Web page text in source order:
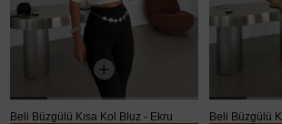
Beli Büzgülü Kısa Kol Bluz - Ekru Beli Büzgülü